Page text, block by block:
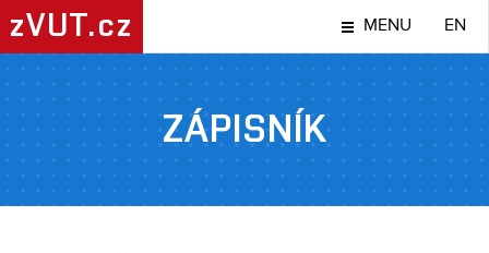
zVUT.cz MENU EN
ZÁPISNÍK